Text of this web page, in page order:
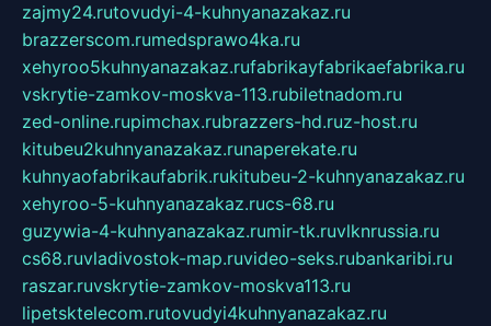
zajmy24.rutovudyi-4-kuhnyanazakaz.ru
brazzerscom.rumedsprawo4ka.ru
xehyroo5kuhnyanazakaz.rufabrikayfabrikaefabrika.ru
vskrytie-zamkov-moskva-113.rubiletnadom.ru
zed-online.rupimchax.rubrazzers-hd.ruz-host.ru
kitubeu2kuhnyanazakaz.runaperekate.ru
kuhnyaofabrikaufabrik.rukitubeu-2-kuhnyanazakaz.ru
xehyroo-5-kuhnyanazakaz.rucs-68.ru
guzywia-4-kuhnyanazakaz.rumir-tk.ruvlknrussia.ru
cs68.ruvladivostok-map.ruvideo-seks.rubankaribi.ru
raszar.ruvskrytie-zamkov-moskva113.ru
lipetsktelecom.rutovudyi4kuhnyanazakaz.ru